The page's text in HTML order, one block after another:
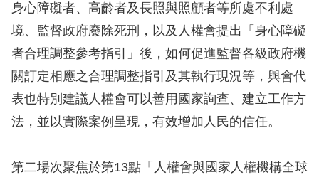
公
約
陳
情
申
訴
人
身心障礙者、高齡者及長照與照顧者等所處不利處
境、監督政府廢除死刑，以及人權會提出「身心障礙
者合理調整參考指引」後，如何促進監督各級政府機
關訂定相應之合理調整指引及其執行現況等，與會代
表也特別建議人權會可以善用國家詢查、建立工作方
法，並以實際案例呈現，有效增加人民的信任。
第二場次聚焦於第13點「人權會與國家人權機構全球